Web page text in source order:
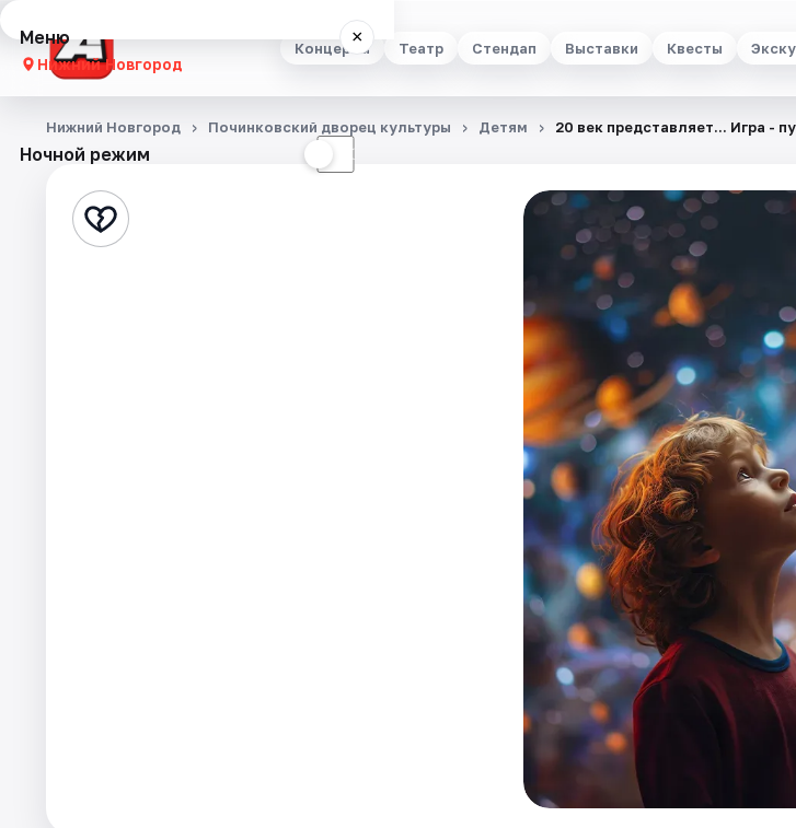
Концерты Театр Стендап Выставки Квесты
Меню ×
Нижний Новгород
Концерты
Стендап
Ночной режим ☾
Нижний Новгород Починковский дворец культуры Детям 20 век представляет... Игра -